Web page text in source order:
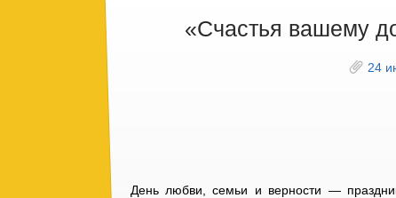
«Счастья вашему
24
День любви, семьи и верности —